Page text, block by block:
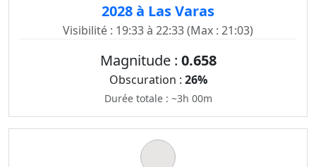
2028 à Las Varas
Visibilité : 19:33 à 22:33 (Max : 21:03)
Magnitude : 0.658
Obscuration : 26%
Durée totale : ~3h 00m